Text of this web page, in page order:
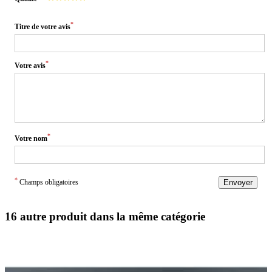
Titre de votre avis*
Votre avis*
Votre nom*
* Champs obligatoires Envoyer
16 autre produit dans la même catégorie